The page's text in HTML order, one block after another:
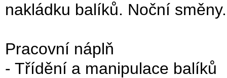
nakládku balíků. Noční směny.
Pracovní náplň
- Třídění a manipulace balíků